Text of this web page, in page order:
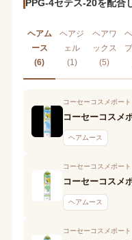
PPG-4セテス-20を配合
ヘアム
ース
(6)
ヘアジ
ェル
(1)
ヘアワ
ックス
(5)
コーセーコスメポート
ヘアムース
コーセーコスメポート
ヘアムース
コーセーコスメポート